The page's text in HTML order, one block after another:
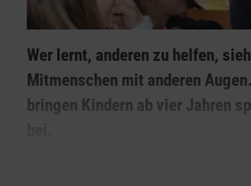
Wer lernt, anderen zu helfen,
Mitmenschen mit anderen
bringen Kindern ab vier Jahren
„Abenteuer Helfen“ heißt diese